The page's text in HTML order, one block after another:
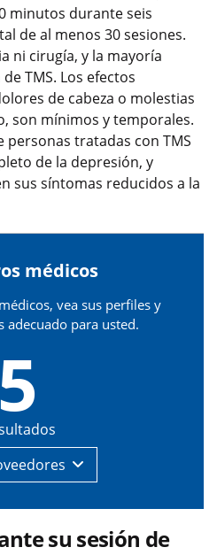
minutos durante seis
de al menos 30 sesiones.
ni cirugía, y la mayoría
TMS. Los efectos
de cabeza o molestias
son mínimos y temporales.
personas tratadas con TMS
de la depresión, y
sus síntomas reducidos a la
5
médicos
vea sus perfiles y
adecuado para usted.
su sesión de